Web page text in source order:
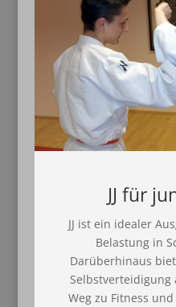
JJ für
JJ ist ein idealer
Belastung in
Darüberhinaus
Weg zu Fitness